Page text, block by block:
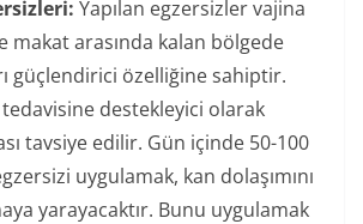
Yapılan egzersizler vajina
makat arasında kalan bölgede
güçlendirici özelliğine sahiptir.
destekleyici olarak
tavsiye edilir. Gün içinde 50-100
uygulamak, kan dolaşımını
yarayacaktır. Bunu uygulamak